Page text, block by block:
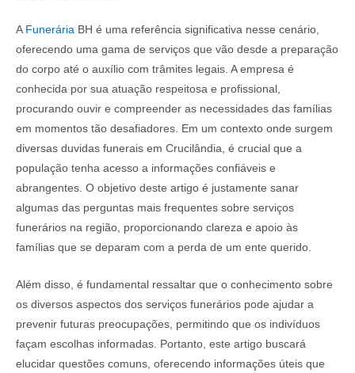
A Funerária BH é uma referência significativa nesse cenário,
oferecendo uma gama de serviços que vão desde a preparação
do corpo até o auxílio com trâmites legais. A empresa é
conhecida por sua atuação respeitosa e profissional,
procurando ouvir e compreender as necessidades das famílias
em momentos tão desafiadores. Em um contexto onde surgem
diversas duvidas funerais em Crucilândia, é crucial que a
população tenha acesso a informações confiáveis e
abrangentes. O objetivo deste artigo é justamente sanar
algumas das perguntas mais frequentes sobre serviços
funerários na região, proporcionando clareza e apoio às
famílias que se deparam com a perda de um ente querido.
Além disso, é fundamental ressaltar que o conhecimento sobre
os diversos aspectos dos serviços funerários pode ajudar a
prevenir futuras preocupações, permitindo que os indivíduos
façam escolhas informadas. Portanto, este artigo buscará
elucidar questões comuns, oferecendo informações úteis que